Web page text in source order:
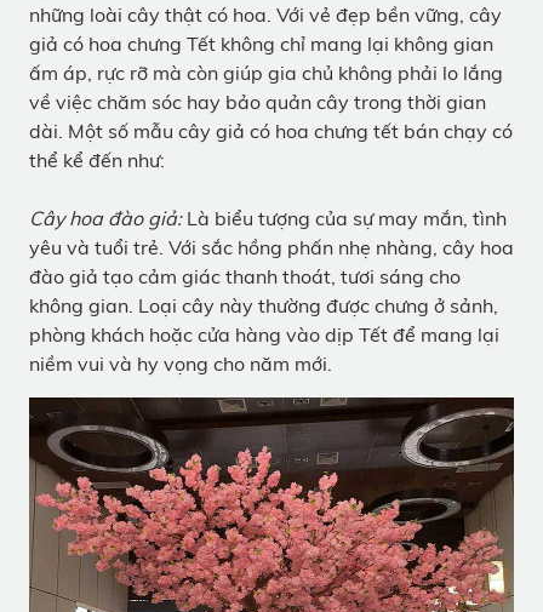
những loài cây thật có hoa. Với vẻ đẹp bền vững, cây
giả có hoa chưng Tết không chỉ mang lại không gian
ấm áp, rực rỡ mà còn giúp gia chủ không phải lo lắng
về việc chăm sóc hay bảo quản cây trong thời gian
dài. Một số mẫu cây giả có hoa chưng tết bán chạy có
thể kể đến như:
Cây hoa đào giả:Là biểu tượng của sự may mắn, tình
yêu và tuổi trẻ. Với sắc hồng phấn nhẹ nhàng, cây hoa
đào giả tạo cảm giác thanh thoát, tươi sáng cho
không gian. Loại cây này thường được chưng ở sảnh,
phòng khách hoặc cửa hàng vào dịp Tết để mang lại
niềm vui và hy vọng cho năm mới.